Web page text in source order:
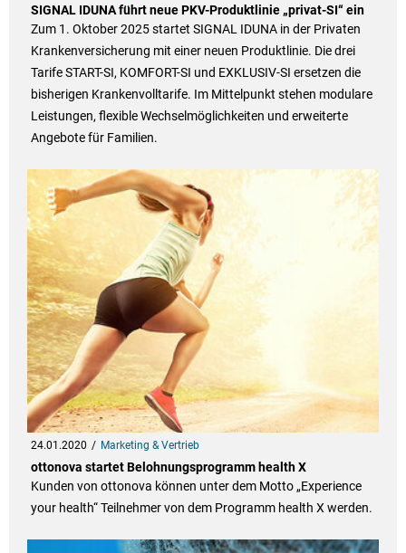
SIGNAL IDUNA führt neue PKV-Produktlinie „privat-SI“ ein
Zum 1. Oktober 2025 startet SIGNAL IDUNA in der Privaten
Krankenversicherung mit einer neuen Produktlinie. Die drei
Tarife START-SI, KOMFORT-SI und EXKLUSIV-SI ersetzen die
bisherigen Krankenvolltarife. Im Mittelpunkt stehen modulare
Leistungen, flexible Wechselmöglichkeiten und erweiterte
Angebote für Familien.
24.01.2020 Marketing & Vertrieb
ottonova startet Belohnungsprogramm health X
Kunden von ottonova können unter dem Motto „Experience
your health“ Teilnehmer von dem Programm health X werden.